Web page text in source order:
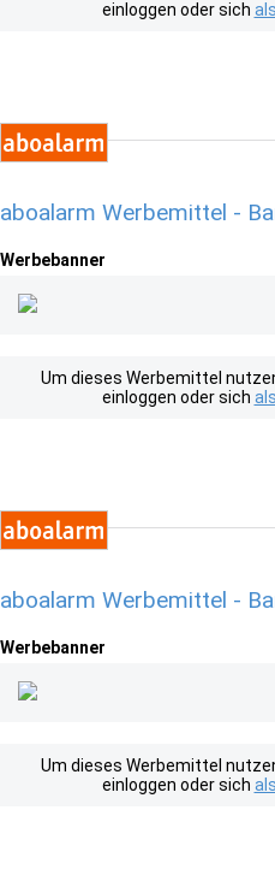
einloggen oder sich
aboalarm Werbemittel -
Werbebanner
Um dieses Werbemittel
einloggen oder sich
aboalarm Werbemittel -
Werbebanner
Um dieses Werbemittel
einloggen oder sich